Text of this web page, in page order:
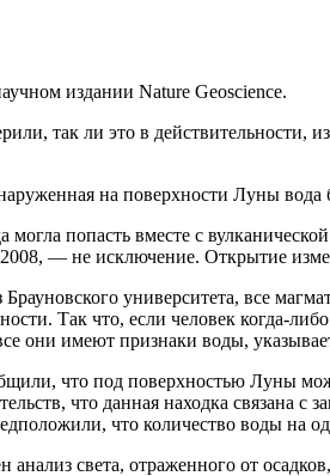
издании Nature Geoscience.
так ли это в действительности,
на поверхности Луны
попасть вместе с
— не исключение. Открытие
университета, все
Так что, если человек когда-
они имеют признаки воды,
что под поверхностью Луны
что данная находка связана
что количество воды на
света, отраженного от